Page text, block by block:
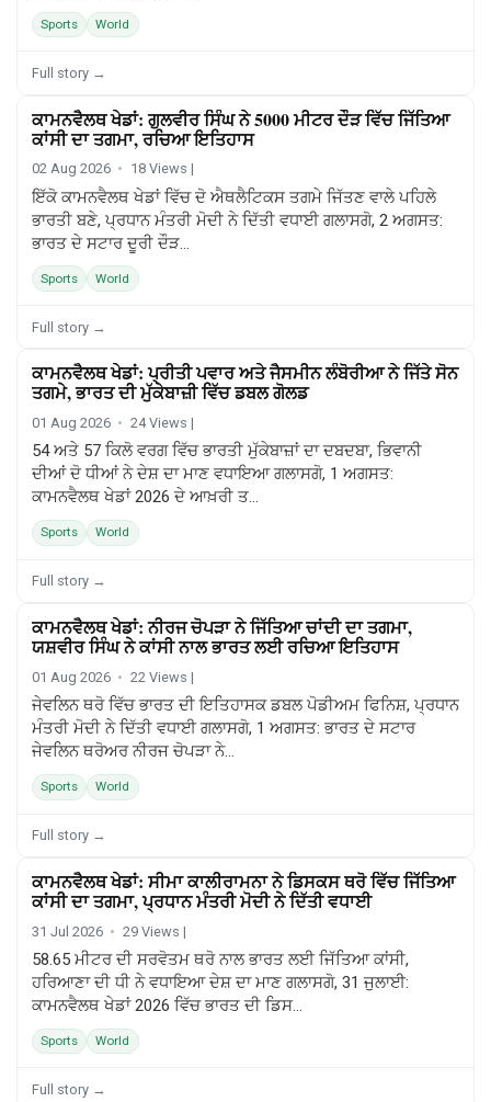
Sports World
Full story →
SPORTS
ਕਾਮਨਵੈਲਥ ਖੇਡਾਂ: ਗੁਲਵੀਰ ਸਿੰਘ ਨੇ 5000 ਮੀਟਰ ਦੌੜ ਵਿੱਚ ਜਿੱਤਿਆ
ਕਾਂਸੀ ਦਾ ਤਗਮਾ, ਰਚਿਆ ਇਤਿਹਾਸ
02 Aug 2026 18 Views |
ਇੱਕੋ ਕਾਮਨਵੈਲਥ ਖੇਡਾਂ ਵਿੱਚ ਦੋ ਐਥਲੈਟਿਕਸ ਤਗਮੇ ਜਿੱਤਣ ਵਾਲੇ ਪਹਿਲੇ
ਭਾਰਤੀ ਬਣੇ, ਪ੍ਰਧਾਨ ਮੰਤਰੀ ਮੋਦੀ ਨੇ ਦਿੱਤੀ ਵਧਾਈ ਗਲਾਸਗੋ, 2 ਅਗਸਤ:
ਭਾਰਤ ਦੇ ਸਟਾਰ ਦੂਰੀ ਦੌੜ...
Sports World
Full story →
SPORTS
ਕਾਮਨਵੈਲਥ ਖੇਡਾਂ: ਪ੍ਰੀਤੀ ਪਵਾਰ ਅਤੇ ਜੈਸਮੀਨ ਲੰਬੋਰੀਆ ਨੇ ਜਿੱਤੇ ਸੋਨ
ਤਗਮੇ, ਭਾਰਤ ਦੀ ਮੁੱਕੇਬਾਜ਼ੀ ਵਿੱਚ ਡਬਲ ਗੋਲਡ
01 Aug 2026 24 Views |
54 ਅਤੇ 57 ਕਿਲੋ ਵਰਗ ਵਿੱਚ ਭਾਰਤੀ ਮੁੱਕੇਬਾਜ਼ਾਂ ਦਾ ਦਬਦਬਾ, ਭਿਵਾਨੀ
ਦੀਆਂ ਦੋ ਧੀਆਂ ਨੇ ਦੇਸ਼ ਦਾ ਮਾਣ ਵਧਾਇਆ ਗਲਾਸਗੋ, 1 ਅਗਸਤ:
ਕਾਮਨਵੈਲਥ ਖੇਡਾਂ 2026 ਦੇ ਆਖ਼ਰੀ ਤ...
Sports World
Full story →
SPORTS
ਕਾਮਨਵੈਲਥ ਖੇਡਾਂ: ਨੀਰਜ ਚੋਪੜਾ ਨੇ ਜਿੱਤਿਆ ਚਾਂਦੀ ਦਾ ਤਗਮਾ,
ਯਸ਼ਵੀਰ ਸਿੰਘ ਨੇ ਕਾਂਸੀ ਨਾਲ ਭਾਰਤ ਲਈ ਰਚਿਆ ਇਤਿਹਾਸ
01 Aug 2026 22 Views |
ਜੇਵਲਿਨ ਥਰੋ ਵਿੱਚ ਭਾਰਤ ਦੀ ਇਤਿਹਾਸਕ ਡਬਲ ਪੋਡੀਅਮ ਫਿਨਿਸ਼, ਪ੍ਰਧਾਨ
ਮੰਤਰੀ ਮੋਦੀ ਨੇ ਦਿੱਤੀ ਵਧਾਈ ਗਲਾਸਗੋ, 1 ਅਗਸਤ: ਭਾਰਤ ਦੇ ਸਟਾਰ
ਜੇਵਲਿਨ ਥਰੋਅਰ ਨੀਰਜ ਚੋਪੜਾ ਨੇ...
Sports World
Full story →
SPORTS
ਕਾਮਨਵੈਲਥ ਖੇਡਾਂ: ਸੀਮਾ ਕਾਲੀਰਾਮਨਾ ਨੇ ਡਿਸਕਸ ਥਰੋ ਵਿੱਚ ਜਿੱਤਿਆ
ਕਾਂਸੀ ਦਾ ਤਗਮਾ, ਪ੍ਰਧਾਨ ਮੰਤਰੀ ਮੋਦੀ ਨੇ ਦਿੱਤੀ ਵਧਾਈ
31 Jul 2026 29 Views |
58.65 ਮੀਟਰ ਦੀ ਸਰਵੋਤਮ ਥਰੋ ਨਾਲ ਭਾਰਤ ਲਈ ਜਿੱਤਿਆ ਕਾਂਸੀ,
ਹਰਿਆਣਾ ਦੀ ਧੀ ਨੇ ਵਧਾਇਆ ਦੇਸ਼ ਦਾ ਮਾਣ ਗਲਾਸਗੋ, 31 ਜੁਲਾਈ:
ਕਾਮਨਵੈਲਥ ਖੇਡਾਂ 2026 ਵਿੱਚ ਭਾਰਤ ਦੀ ਡਿਸ...
Sports World
Full story →